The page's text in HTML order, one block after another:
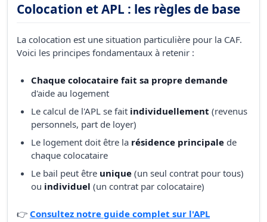
Colocation et APL : les règles de base
La colocation est une situation particulière pour la CAF.
Voici les principes fondamentaux à retenir :
Chaque colocataire fait sa propre demande
d'aide au logement
Le calcul de l'APL se fait individuellement (revenus
personnels, part de loyer)
Le logement doit être la résidence principale de
chaque colocataire
Le bail peut être unique (un seul contrat pour tous)
ou individuel (un contrat par colocataire)
👉 Consultez notre guide complet sur l'APL